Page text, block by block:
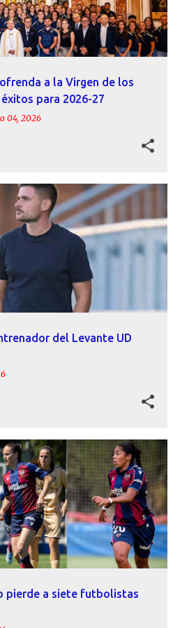
a la Virgen de los
para 2026-27
04, 2026
del Levante UD
pierde a siete futbolistas